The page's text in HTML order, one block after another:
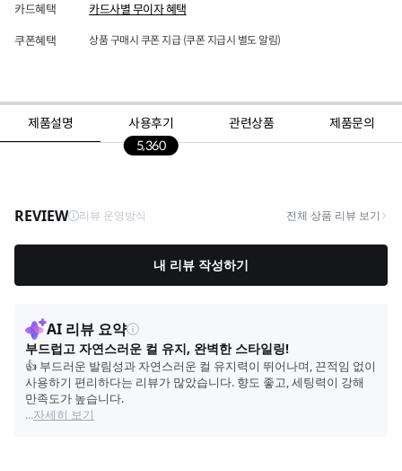
카드혜택 카드사별 무이자 혜택
쿠폰혜택 상품 구매시 쿠폰 지급 (쿠폰 지급시 별도 알림)
제품설명
사용후기
5,360
관련상품 제품문의